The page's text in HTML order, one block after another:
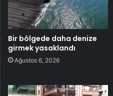
Bir bölgede daha denize
girmek yasaklandı
Ağustos 6, 2026